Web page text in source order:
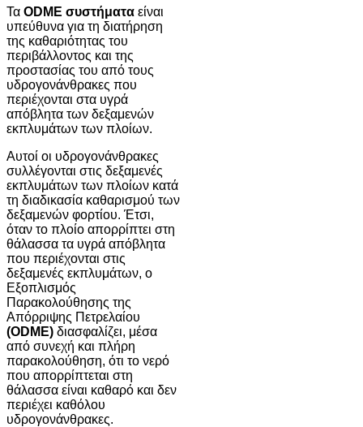
Τα ODME συστήματα είναι
υπεύθυνα για τη διατήρηση
της καθαριότητας του
περιβάλλοντος και της
προστασίας του από τους
υδρογονάνθρακες που
περιέχονται στα υγρά
απόβλητα των δεξαμενών
εκπλυμάτων των πλοίων.
Αυτοί οι υδρογονάνθρακες
συλλέγονται στις δεξαμενές
εκπλυμάτων των πλοίων κατά
τη διαδικασία καθαρισμού των
δεξαμενών φορτίου. Έτσι,
όταν το πλοίο απορρίπτει στη
θάλασσα τα υγρά απόβλητα
που περιέχονται στις
δεξαμενές εκπλυμάτων, ο
Εξοπλισμός
Παρακολούθησης της
Απόρριψης Πετρελαίου
(ODME) διασφαλίζει, μέσα
από συνεχή και πλήρη
παρακολούθηση, ότι το νερό
που απορρίπτεται στη
θάλασσα είναι καθαρό και δεν
περιέχει καθόλου
υδρογονάνθρακες.